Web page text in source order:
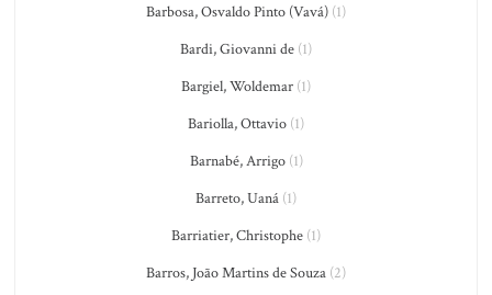
Barbosa, Osvaldo Pinto (Vavá) (1)
Bardi, Giovanni de (1)
Bargiel, Woldemar (1)
Bariolla, Ottavio (1)
Barnabé, Arrigo(1)
Barreto, Uaná (1)
Barriatier, Christophe (1)
Barros, João Martins de Souza (2)